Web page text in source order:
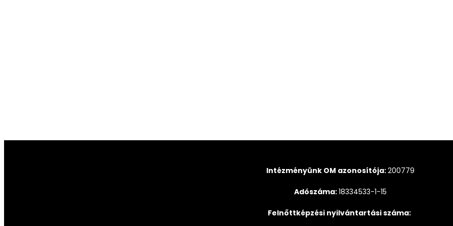
Intézményünk OM azonosítója:200779
Adószáma:18334533-1-15
Felnőttképzési nyilvántartási száma: